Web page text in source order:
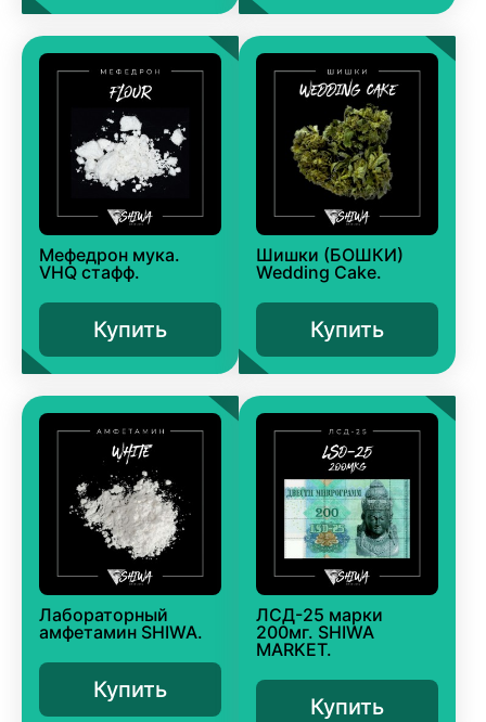
Мефедрон мука.
VHQ стафф.
Купить
Шишки (БОШКИ)
Wedding Cake.
Купить
Лабораторный
амфетамин SHIWA.
Купить
ЛСД-25 марки
200мг. SHIWA
MARKET.
Купить